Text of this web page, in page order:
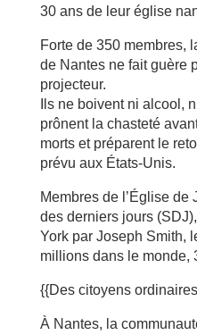
30 ans de leur église
Forte de 350 membres,
de Nantes ne fait guère
projecteur.
Ils ne boivent ni alcool,
prônent la chasteté
morts et préparent le
prévu aux États-Unis.
Membres de l’Église
des derniers jours
York par Joseph Smith,
millions dans le monde,
{{Des citoyens
À Nantes, la